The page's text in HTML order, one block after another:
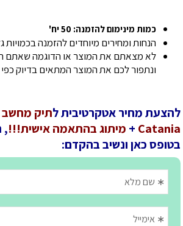
כמות מינימום להזמנה: 50 יח'
הנחות ומחירים מיוחדים להזמנה בכמויות
לא מצאתם את המוצר או הדוגמה שאתם
ונתפור לכם את המוצר המתאים בדיוק
להצעת מחיר אטקרטיבית ל
Catania
+ מיתוג בהתאמה אישית!!!,
בטופס כאן ונשיב בהקדם: